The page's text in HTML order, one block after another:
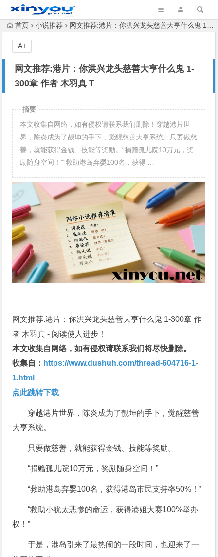
首页 小说推荐 网文推荐:港片：你洪兴龙头慈善大亨什么鬼 1-300章 作者 木羽真 T
网文推荐:港片：你洪兴龙头慈善大亨什么鬼 1-
300章 作者 木羽真 T
A+
摘要
本文收集自网络，如有侵权请联系我们删除！穿越港片世
界，陈炎成为了靓坤的手下，觉醒慈善大亨系统。只要做慈
善，就能获得金钱、技能等奖励。“捐赠孤儿院10万元，奖
励随身空间！”“救助港岛弃婴100名，获得 …
网文推荐:港片：你洪兴龙头慈善大亨什么鬼 1-300章 作
者 木羽真 - 阅读使人进步！
本文收集自网络，如有侵权请联系我们将尽快删除。
收集自： https://www.dushuh.com/thread-604716-1-
1.html
点此跳转下载
穿越港片世界，陈炎成为了靓坤的手下，觉醒慈善
大亨系统。
只要做慈善，就能获得金钱、技能等奖励。
“捐赠孤儿院10万元，奖励随身空间！”
“救助港岛弃婴100名，获得港岛市民支持率50%！”
“救助小犹太悲惨的命运，获得港姐大赛100%举办
权！”
于是，港岛引来了最热闹的一段时间，也迎来了一